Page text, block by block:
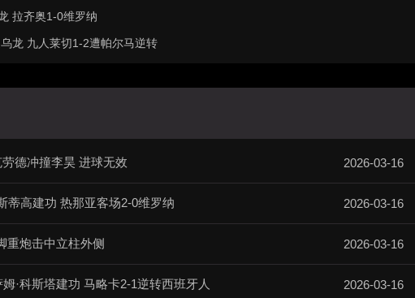
拉齐奥1-0维罗纳
龙 九人莱切1-2遭帕尔马逆转
德冲撞李昊 进球无效 2026-03-16
蒂高建功 热那亚客场2-0维罗纳 2026-03-16
重炮击中立柱外侧 2026-03-16
·科斯塔建功 马略卡2-1逆转西班牙人 2026-03-16